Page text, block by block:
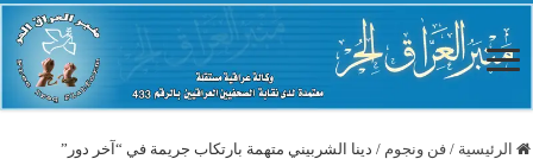
الرئيسية / فن ونجوم / دينا الشربيني متهمة بارتكاب جريمة في “آخر دور”